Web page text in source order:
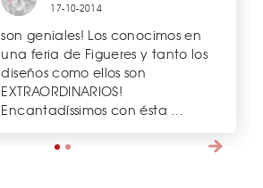
17-10-2014
son geniales! Los conocimos en
una feria de Figueres y tanto los
diseños como ellos son
EXTRAORDINARIOS!
Encantadíssimos con ésta …